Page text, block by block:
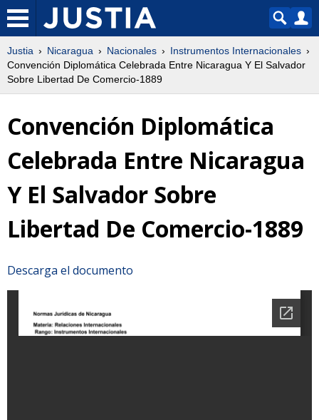
Justia Nicaragua Nacionales
Instrumentos Internacionales
Convención Diplomática Celebrada Entre Nicaragua Y El Salvador
Sobre Libertad De Comercio-1889
Convención Diplomática
Celebrada Entre Nicaragua
Y El Salvador Sobre
Libertad De Comercio-1889
Descarga el documento